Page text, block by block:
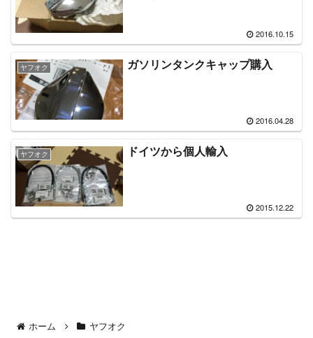
2016.10.15
ヤフオク ガソリンタンクキャップ購入
2016.04.28
ヤフオク ドイツから個人輸入
2015.12.22
ホーム ヤフオク